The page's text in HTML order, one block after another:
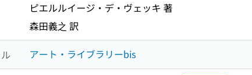
ピエルルイージ・デ・ヴェッキ 著
森田義之 訳
アート・ライブラリーbis